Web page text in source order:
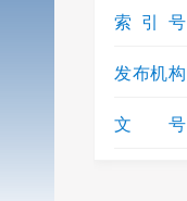
索 引 号
发布机构
文 号